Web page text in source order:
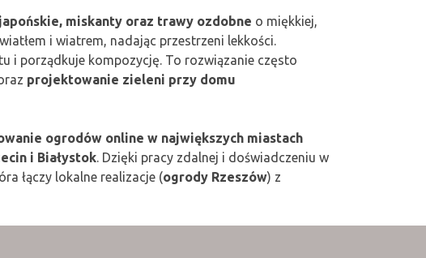
miskanty oraz trawy ozdobne o miękkiej,
i wiatrem, nadając przestrzeni lekkości.
i porządkuje kompozycję. To rozwiązanie często
projektowanie zieleni przy domu
ogrodów online w największych miastach
i Białystok. Dzięki pracy zdalnej i doświadczeniu w
łączy lokalne realizacje (ogrody Rzeszów) z